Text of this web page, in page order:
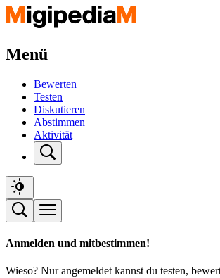
Menü
Bewerten
Testen
Diskutieren
Abstimmen
Aktivität
Anmelden und mitbestimmen!
Wieso? Nur angemeldet kannst du testen,